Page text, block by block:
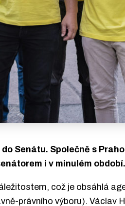
Senátu. Společně s
i v minulém
což je obsáhlá
právního výboru). Václav